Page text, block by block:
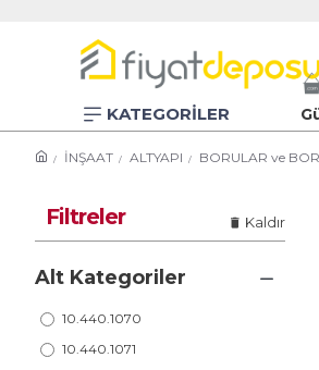
KATEGORİLER
İNŞAAT ALTYAPI BORULAR ve
Filtreler Kaldır
Alt Kategoriler
10.440.1070
10.440.1071